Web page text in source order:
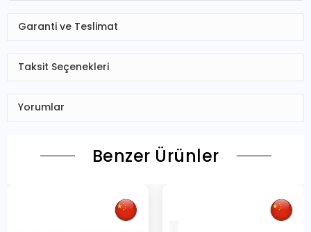
Garanti ve Teslimat
Taksit Seçenekleri
Yorumlar
Benzer Ürünler